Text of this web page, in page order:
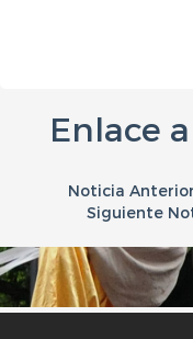
Enlace
Noticia Anterior
Siguiente